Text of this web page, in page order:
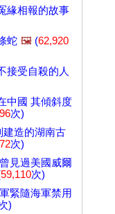
緣相報的故事
蛇 🖼️ (62,920
接受自殺的人
中國 其傾斜度
次)
建造的湖南古
次)
見過美國威爾
59,110次)
緊隨海軍禁用
)